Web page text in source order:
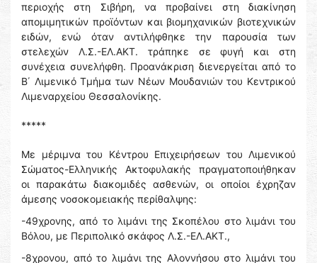
περιοχής στη Σιβήρη, να προβαίνει στη διακίνηση
απομιμητικών προϊόντων και βιομηχανικών βιοτεχνικών
ειδών, ενώ όταν αντιλήφθηκε την παρουσία των
στελεχών Λ.Σ.-ΕΛ.ΑΚΤ. τράπηκε σε φυγή και στη
συνέχεια συνελήφθη. Προανάκριση διενεργείται από το
Β΄ Λιμενικό Τμήμα των Νέων Μουδανιών του Κεντρικού
Λιμεναρχείου Θεσσαλονίκης.
*****
Με μέριμνα του Κέντρου Επιχειρήσεων του Λιμενικού
Σώματος-Ελληνικής Ακτοφυλακής πραγματοποιήθηκαν
οι παρακάτω διακομιδές ασθενών, οι οποίοι έχρηζαν
άμεσης νοσοκομειακής περίθαλψης:
-49χρονης, από το λιμάνι της Σκοπέλου στο λιμάνι του
Βόλου, με Περιπολικό σκάφος Λ.Σ.-ΕΛ.ΑΚΤ.,
-8χρονου, από το λιμάνι της Αλοννήσου στο λιμάνι του